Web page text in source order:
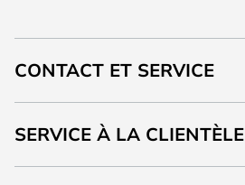
CONTACT ET SERVICE
SERVICE À LA CLIENTÈLE